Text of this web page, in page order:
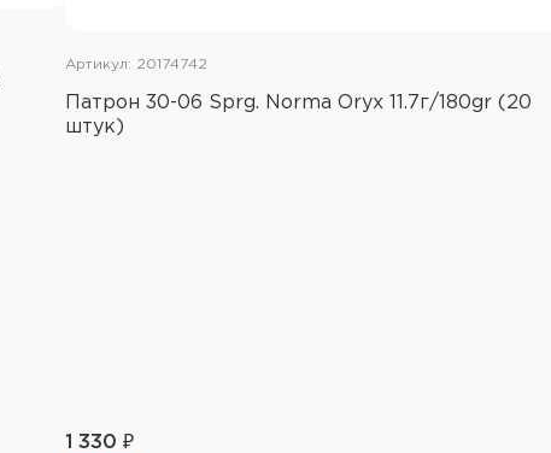
Артикул: 20174742
Патрон 30-06 Sprg. Norma Oryx 11.7г/180gr (20
штук)
1 330 ₽